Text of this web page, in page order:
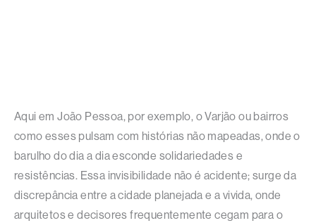
Aqui em João Pessoa, por exemplo, o Varjão ou bairros
como esses pulsam com histórias não mapeadas, onde o
barulho do dia a dia esconde solidariedades e
resistências. Essa invisibilidade não é acidente; surge da
discrepância entre a cidade planejada e a vivida, onde
arquitetos e decisores frequentemente cegam para o